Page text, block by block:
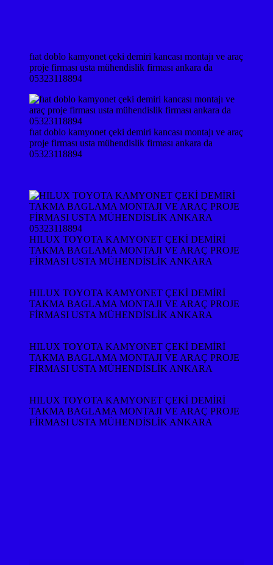
fıat doblo kamyonet çeki demiri kancası montajı ve araç
proje firması usta mühendislik firması ankara da
05323118894
fıat doblo kamyonet çeki demiri kancası montajı ve araç
proje firması usta mühendislik firması ankara da
05323118894
HILUX TOYOTA KAMYONET ÇEKİ DEMİRİ
TAKMA BAGLAMA MONTAJI VE ARAÇ PROJE
FİRMASI USTA MÜHENDİSLİK ANKARA
HILUX TOYOTA KAMYONET ÇEKİ DEMİRİ
TAKMA BAGLAMA MONTAJI VE ARAÇ PROJE
FİRMASI USTA MÜHENDİSLİK ANKARA
HILUX TOYOTA KAMYONET ÇEKİ DEMİRİ
TAKMA BAGLAMA MONTAJI VE ARAÇ PROJE
FİRMASI USTA MÜHENDİSLİK ANKARA
HILUX TOYOTA KAMYONET ÇEKİ DEMİRİ
TAKMA BAGLAMA MONTAJI VE ARAÇ PROJE
FİRMASI USTA MÜHENDİSLİK ANKARA